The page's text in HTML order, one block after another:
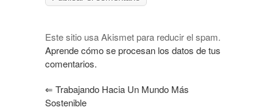
Este sitio usa Akismet para reducir el spam.
Aprende cómo se procesan los datos de tus
comentarios.
⇐ Trabajando Hacia Un Mundo Más
Sostenible